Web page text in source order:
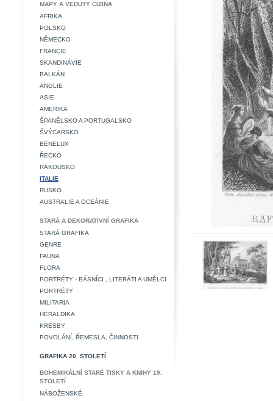
MAPY A VEDUTY CIZINA
AFRIKA
POLSKO
NĚMECKO
FRANCIE
SKANDINÁVIE
BALKÁN
ANGLIE
ASIE
AMERIKA
ŠPANĚLSKO A PORTUGALSKO
ŠVÝCARSKO
BENELUX
ŘECKO
RAKOUSKO
ITALIE
RUSKO
AUSTRALIE A OCEÁNIE
STARÁ A DEKORATIVNÍ GRAFIKA
STARÁ GRAFIKA
GENRE
FAUNA
FLORA
PORTRÉTY - BÁSNÍCI , LITERÁTI A UMĚLCI
PORTRÉTY
MILITARIA
HERALDIKA
KRESBY
POVOLÁNÍ, ŘEMESLA, ČINNOSTI.
GRAFIKA 20. STOLETÍ
BOHEMIKÁLNÍ STARÉ TISKY A KNIHY 19.
STOLETÍ
NÁBOŽENSKÉ